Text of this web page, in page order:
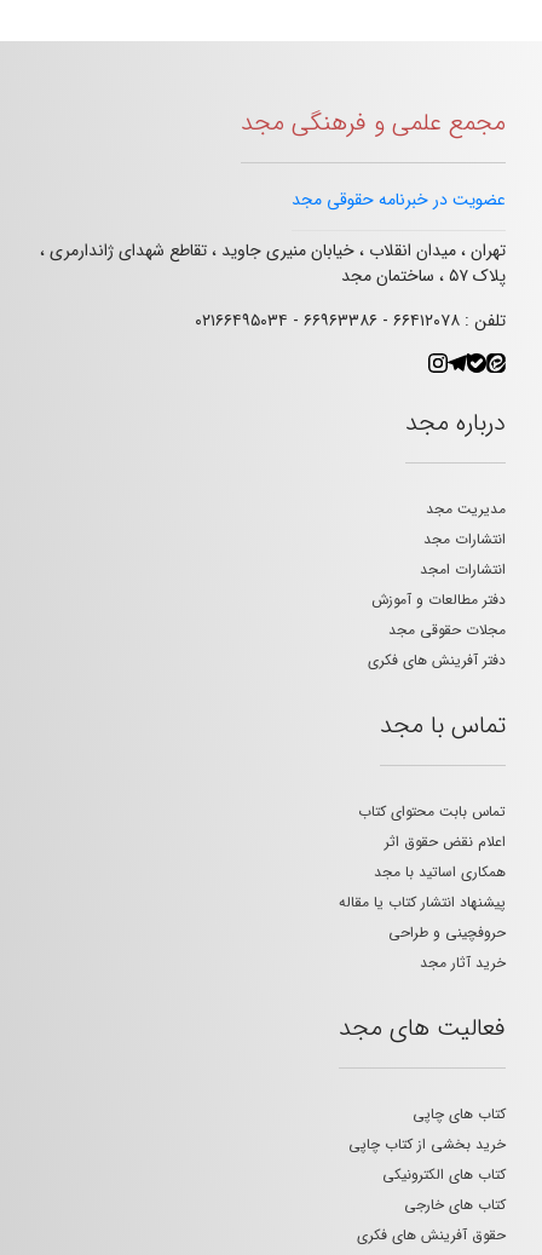
مجمع علمی و فرهنگی مجد
عضویت در خبرنامه حقوقی مجد
تهران ، میدان انقلاب ، خیابان منیری جاوید ، تقاطع شهدای ژاندارمری ،
پلاک ۵۷ ، ساختمان مجد
تلفن : ۶۶۴۱۲۰۷۸ - ۶۶۹۶۳۳۸۶ - ۰۲۱۶۶۴۹۵۰۳۴
درباره مجد
مدیریت مجد
انتشارات مجد
انتشارات امجد
دفتر مطالعات و آموزش
مجلات حقوقی مجد
دفتر آفرینش های فکری
تماس با مجد
تماس بابت محتوای کتاب
اعلام نقض حقوق اثر
همکاری اساتید با مجد
پیشنهاد انتشار کتاب یا مقاله
حروفچینی و طراحی
خرید آثار مجد
فعالیت های مجد
کتاب های چاپی
خرید بخشی از کتاب چاپی
کتاب های الکترونیکی
کتاب های خارجی
حقوق آفرینش های فکری